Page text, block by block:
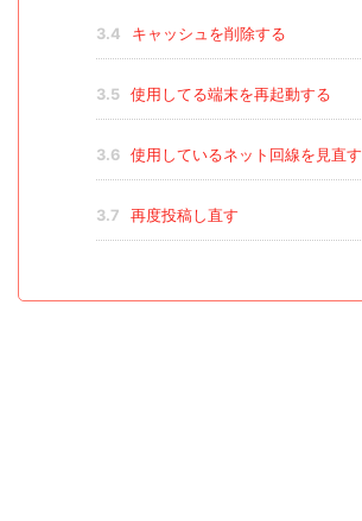
3.4 キャッシュを削除する
3.5 使用してる端末を再起動する
3.6 使用しているネット回線を見直す
3.7 再度投稿し直す